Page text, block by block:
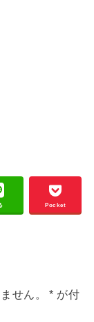
Pocket
せん。 * が付